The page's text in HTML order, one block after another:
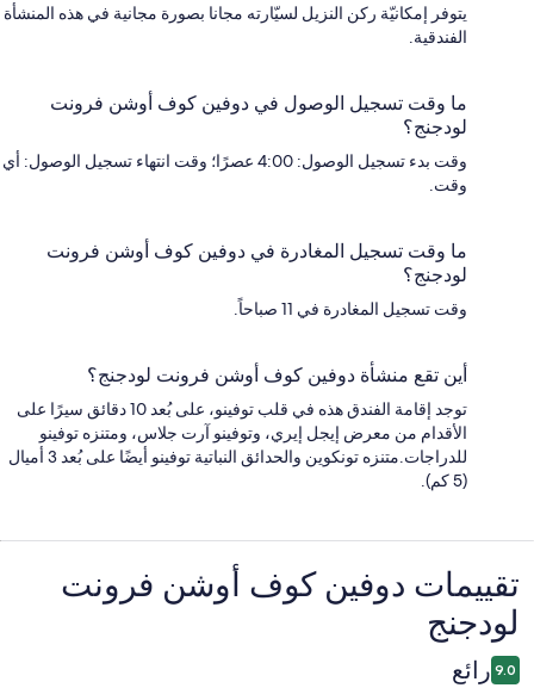
يتوفر إمكانيّة ركن النزيل لسيّارته مجانا بصورة مجانية في هذه المنشأة
الفندقية.
ما وقت تسجيل الوصول في دوفين كوف أوشن فرونت
لودجنج؟
وقت بدء تسجيل الوصول: 4:00 عصرًا؛ وقت انتهاء تسجيل الوصول: أي
وقت.
ما وقت تسجيل المغادرة في دوفين كوف أوشن فرونت
لودجنج؟
وقت تسجيل المغادرة في 11 صباحاً.
أين تقع منشأة دوفين كوف أوشن فرونت لودجنج؟
توجد إقامة الفندق هذه في قلب توفينو، على بُعد 10 دقائق سيرًا على
الأقدام من معرض إيجل إيري، وتوفينو آرت جلاس، ومتنزه توفينو
للدراجات.متنزه تونكوين والحدائق النباتية توفينو أيضًا على بُعد 3 أميال
(5 كم).
التقييمات تقييمات ⁦دوفين كوف أوشن فرونت
لودجنج⁩
9.0 رائع